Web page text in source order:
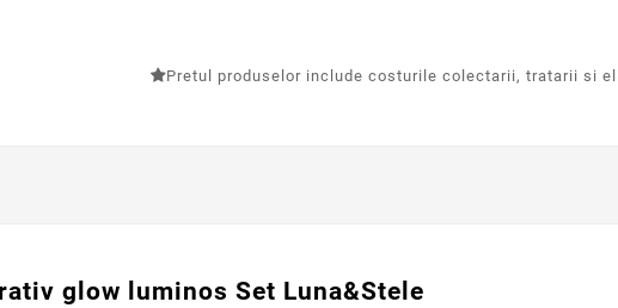
Pretul produselor include costurile colectarii, tratarii si
glow luminos Set Luna&Stele